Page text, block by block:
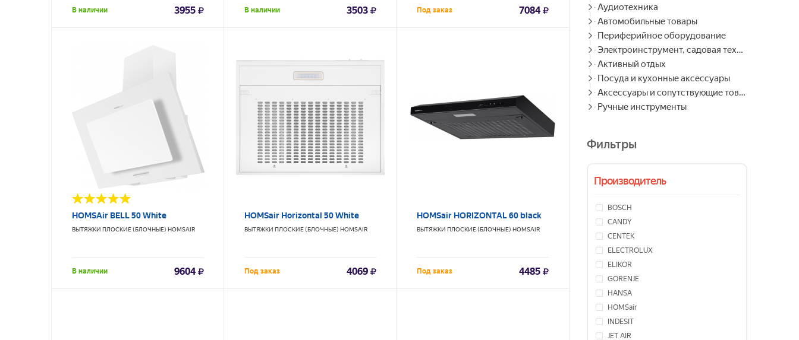
В наличии 3955 В наличии 3503 Под заказ 7084
HOMSAir BELL 50 White
ВЫТЯЖКИ ПЛОСКИЕ (БЛОЧНЫЕ) HOMSAIR
В наличии 9604
HOMSair Horizontal 50 White
ВЫТЯЖКИ ПЛОСКИЕ (БЛОЧНЫЕ) HOMSAIR
Под заказ 4069
HOMSair HORIZONTAL 60 black
ВЫТЯЖКИ ПЛОСКИЕ (БЛОЧНЫЕ) HOMSAIR
Под заказ 4485
Аудиотехника
Автомобильные товары
Периферийное оборудование
Электроинструмент, садовая техника
Активный отдых
Посуда и кухонные аксессуары
Аксессуары и сопутствующие товары
Ручные инструменты
Фильтры
Производитель
BOSCH
CANDY
CENTEK
ELECTROLUX
ELIKOR
GORENJE
HANSA
HOMSair
INDESIT
JET AIR